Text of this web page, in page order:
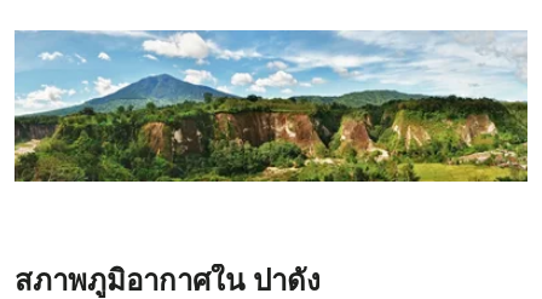
สภาพภูมิอากาศใน ปาดัง